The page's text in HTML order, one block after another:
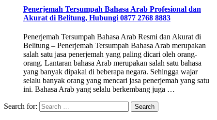
Penerjemah Tersumpah Bahasa Arab Profesional dan
Akurat di Belitung, Hubungi 0877 2768 8883
Penerjemah Tersumpah Bahasa Arab Resmi dan Akurat di
Belitung – Penerjemah Tersumpah Bahasa Arab merupakan
salah satu jasa penerjemah yang paling dicari oleh orang-
orang. Lantaran bahasa Arab merupakan salah satu bahasa
yang banyak dipakai di beberapa negara. Sehingga wajar
selalu banyak orang yang mencari jasa penerjemah yang satu
ini. Bahasa Arab yang selalu berkembang juga …
Search for: